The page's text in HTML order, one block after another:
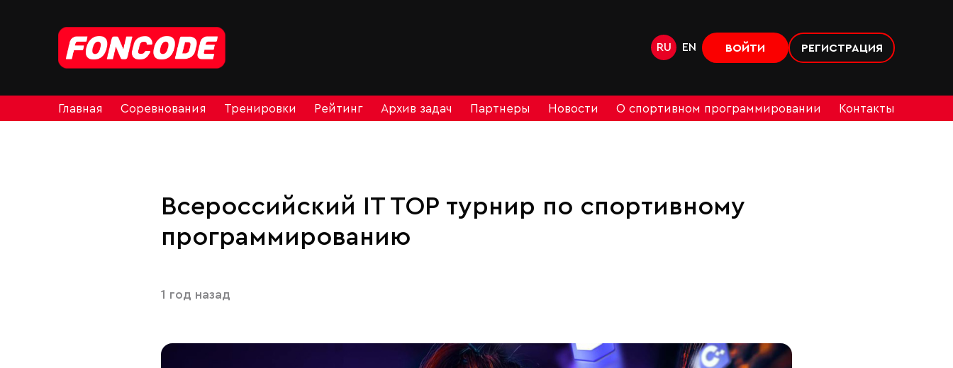
RU EN ВОЙТИ РЕГИСТРАЦИЯ
Главная Соревнования Тренировки Рейтинг Архив задач Партнеры Новости О спортивном программировании Контакты
Всероссийский IT TOP турнир по спортивному
программированию
1 год назад